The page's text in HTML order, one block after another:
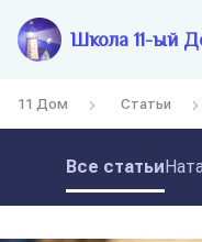
Школа 11-ый
11 Дом Статьи
Все статьи